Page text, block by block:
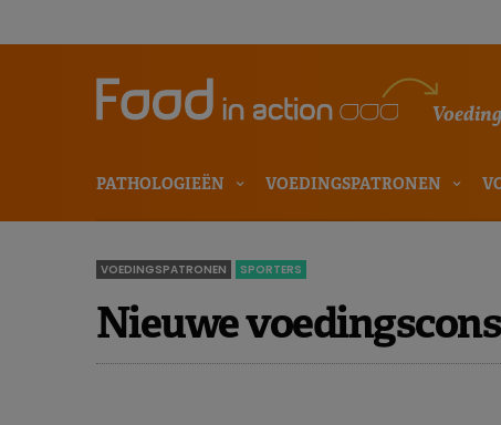
PATHOLOGIEËN VOEDINGSPATRONEN
VOEDINGSPATRONEN SPORTERS
Nieuwe